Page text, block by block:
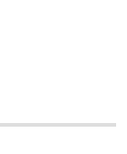
超えての積極
ジメントの役